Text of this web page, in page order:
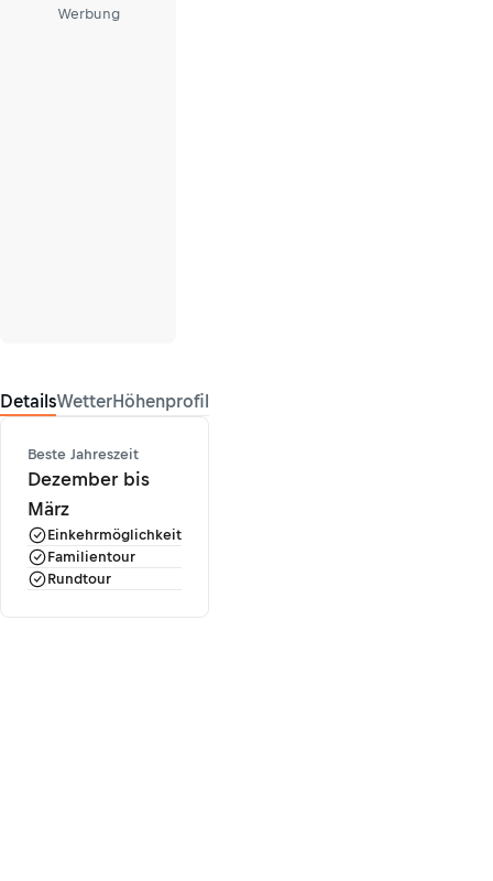
Werbung
DetailsWetterHöhenprofil
Beste Jahreszeit
Dezember bis
März
Einkehrmöglichkeit
Familientour
Rundtour